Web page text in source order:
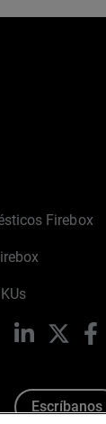
Firebox
LinkedIn
Escríbanos